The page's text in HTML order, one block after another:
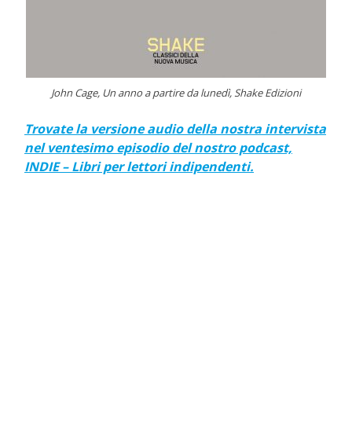
John Cage, Un anno a partire da lunedì, Shake Edizioni
Trovate la versione audio della nostra intervista
nel ventesimo episodio del nostro podcast,
INDIE – Libri per lettori indipendenti.